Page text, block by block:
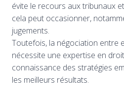
évite le recours aux tribunaux
cela peut occasionner,
jugements.
Toutefois, la négociation entre
nécessite une expertise en
connaissance des stratégies
les meilleurs résultats.